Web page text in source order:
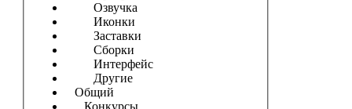
Озвучка
Иконки
Заставки
Сборки
Интерфейс
Другие
Общий
Конкурсы